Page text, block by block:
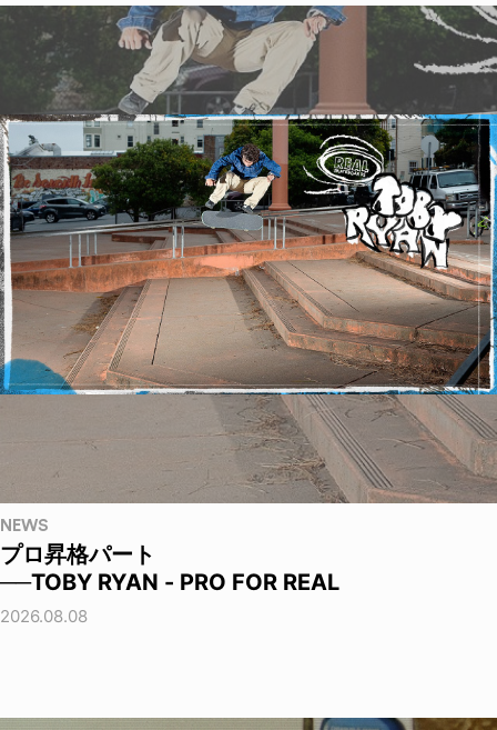
NEWS
プロ昇格パート
──TOBY RYAN - PRO FOR REAL
2026.08.08